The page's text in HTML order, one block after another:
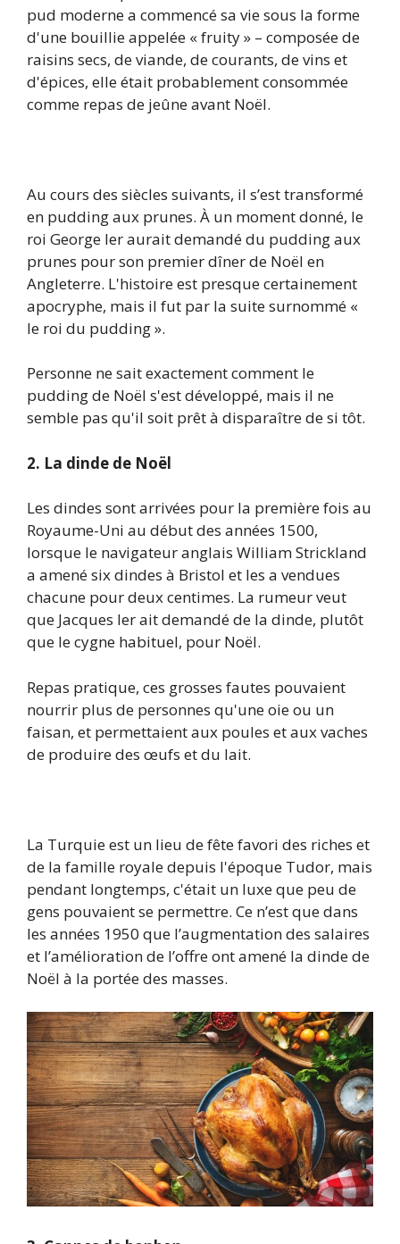
pud moderne a commencé sa vie sous la forme
d'une bouillie appelée « fruity » – composée de
raisins secs, de viande, de courants, de vins et
d'épices, elle était probablement consommée
comme repas de jeûne avant Noël.
Au cours des siècles suivants, il s’est transformé
en pudding aux prunes. À un moment donné, le
roi George Ier aurait demandé du pudding aux
prunes pour son premier dîner de Noël en
Angleterre. L'histoire est presque certainement
apocryphe, mais il fut par la suite surnommé «
le roi du pudding ».
Personne ne sait exactement comment le
pudding de Noël s'est développé, mais il ne
semble pas qu'il soit prêt à disparaître de si tôt.
2. La dinde de Noël
Les dindes sont arrivées pour la première fois au
Royaume-Uni au début des années 1500,
lorsque le navigateur anglais William Strickland
a amené six dindes à Bristol et les a vendues
chacune pour deux centimes. La rumeur veut
que Jacques Ier ait demandé de la dinde, plutôt
que le cygne habituel, pour Noël.
Repas pratique, ces grosses fautes pouvaient
nourrir plus de personnes qu'une oie ou un
faisan, et permettaient aux poules et aux vaches
de produire des œufs et du lait.
La Turquie est un lieu de fête favori des riches et
de la famille royale depuis l'époque Tudor, mais
pendant longtemps, c'était un luxe que peu de
gens pouvaient se permettre. Ce n’est que dans
les années 1950 que l’augmentation des salaires
et l’amélioration de l’offre ont amené la dinde de
Noël à la portée des masses.